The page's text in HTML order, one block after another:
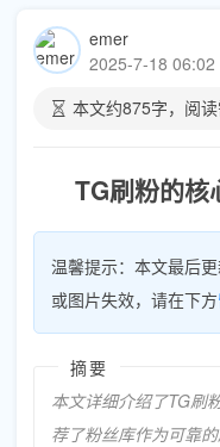
emer
2025-7-18 06:02
本文约875字，阅
TG刷粉的核
温馨提示：本文最后
或图片失效，请在下方
摘要
本文详细介绍了TG刷
荐了粉丝库作为可靠